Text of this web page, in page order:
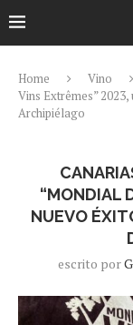
Home Vino
Vins Extrêmes”
Archipiélago
“MONDIAL
NUEVO
escrito por